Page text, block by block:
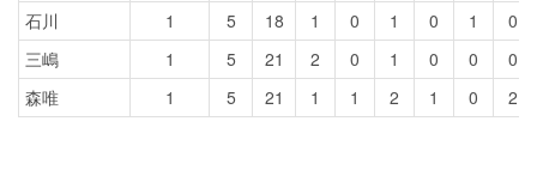
石川
1 5 18 1 0 1 0 1
0
三嶋
1 5 21 2 0 1 0 0
0
森唯
1 5 21 1 1 2 1 0 2